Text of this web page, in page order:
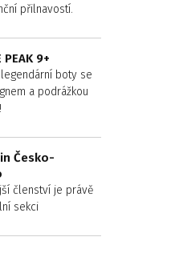
přilnavostí.
9+
boty se
a podrážkou
Česko-
členství je právě
sekci